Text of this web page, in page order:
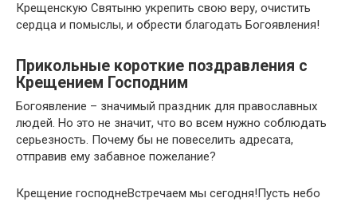
Крещенскую Святыню укрепить свою веру, очистить
сердца и помыслы, и обрести благодать Богоявления!
Прикольные короткие поздравления с
Крещением Господним
Богоявление – значимый праздник для православных
людей. Но это не значит, что во всем нужно соблюдать
серьезность. Почему бы не повеселить адресата,
отправив ему забавное пожелание?
Крещение господнеВстречаем мы сегодня!Пусть небо